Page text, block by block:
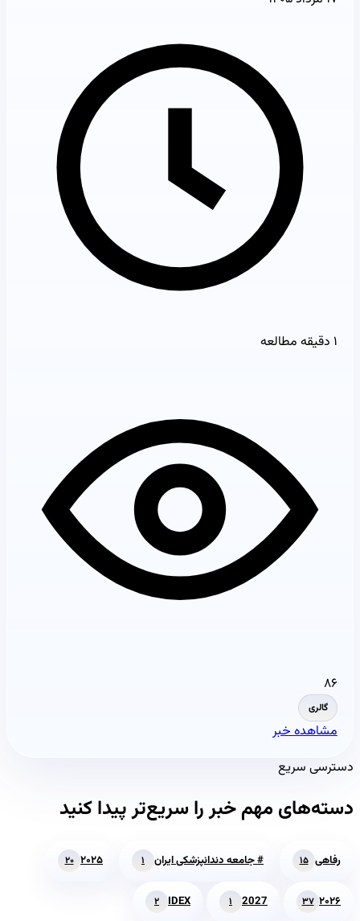
۱ دقیقه مطالعه
۸۶
گالری
مشاهده خبر
دسترسی سریع
دسته‌های مهم خبر را سریع‌تر پیدا کنید
رفاهی ۱۵ # جامعه دندانپزشکی ایران ۱ ۲۰۲۵ ۲۰
۲۰۲۶ ۳۷ 2027 ۱ IDEX ۲